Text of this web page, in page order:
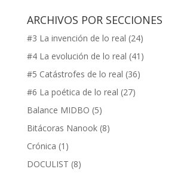
ARCHIVOS POR SECCIONES
#3 La invención de lo real (24)
#4 La evolución de lo real (41)
#5 Catástrofes de lo real (36)
#6 La poética de lo real (27)
Balance MIDBO (5)
Bitácoras Nanook(8)
Crónica (1)
DOCULIST (8)